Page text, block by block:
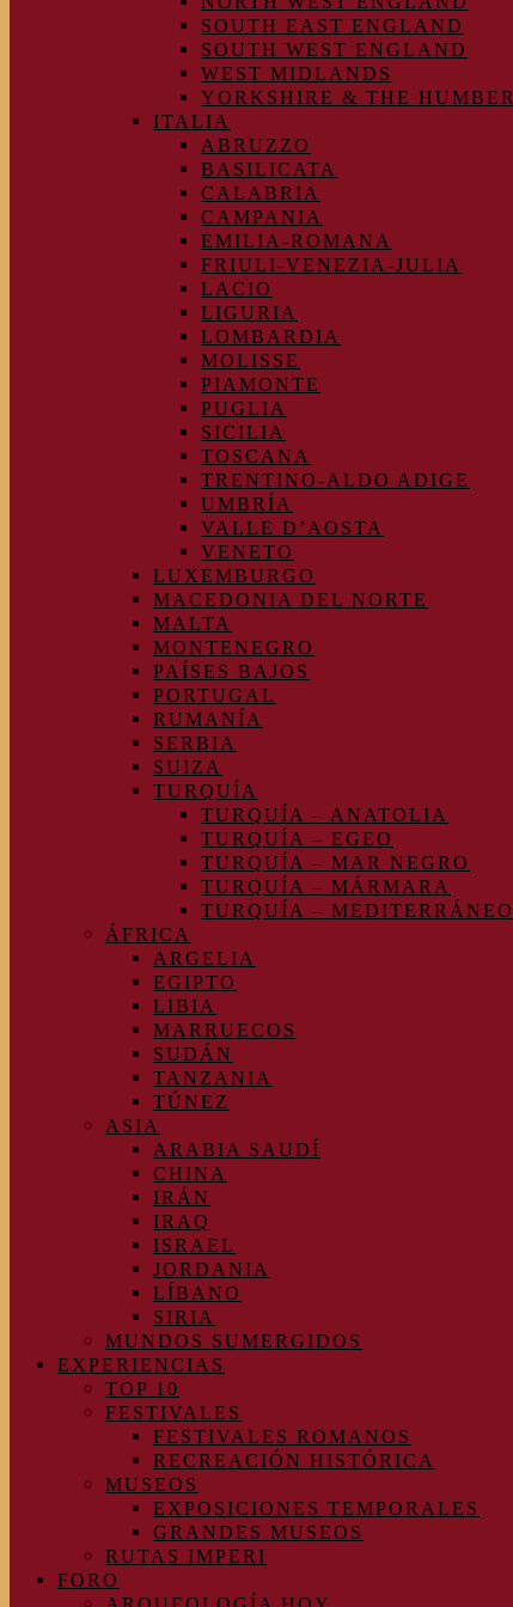
SOUTH EAST ENGLAND
SOUTH WEST ENGLAND
WEST MIDLANDS
YORKSHIRE & THE HUMBER
ITALIA
ABRUZZO
BASILICATA
CALABRIA
CAMPANIA
EMILIA-ROMANA
FRIULI-VENEZIA-JULIA
LACIO
LIGURIA
LOMBARDIA
MOLISSE
PIAMONTE
PUGLIA
SICILIA
TOSCANA
TRENTINO-ALDO ADIGE
UMBRÍA
VALLE D’AOSTA
VENETO
LUXEMBURGO
MACEDONIA DEL NORTE
MALTA
MONTENEGRO
PAÍSES BAJOS
PORTUGAL
RUMANÍA
SERBIA
SUIZA
TURQUÍA
TURQUÍA – ANATOLIA
TURQUÍA – EGEO
TURQUÍA – MAR NEGRO
TURQUÍA – MÁRMARA
TURQUÍA – MEDITERRÁNEO
ÁFRICA
ARGELIA
EGIPTO
LIBIA
MARRUECOS
SUDÁN
TANZANIA
TÚNEZ
ASIA
ARABIA SAUDÍ
CHINA
IRÁN
IRAQ
ISRAEL
JORDANIA
LÍBANO
SIRIA
MUNDOS SUMERGIDOS
EXPERIENCIAS
TOP 10
FESTIVALES
FESTIVALES ROMANOS
RECREACIÓN HISTÓRICA
MUSEOS
EXPOSICIONES TEMPORALES
GRANDES MUSEOS
RUTAS IMPERI
FORO